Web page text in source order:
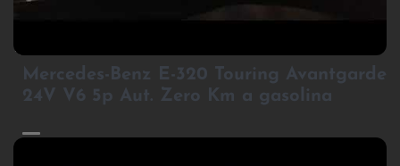
2
Mercedes-Benz E-320 Touring Avantgarde
24V V6 5p Aut. Zero Km a gasolina